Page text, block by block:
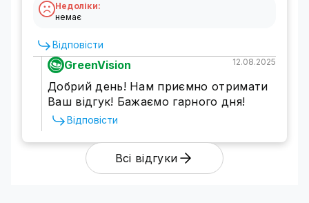
Недоліки:
немає
Відповісти
GreenVision 12.08.2025
Добрий день! Нам приємно отримати
Ваш відгук! Бажаємо гарного дня!
Відповісти
Всі відгуки